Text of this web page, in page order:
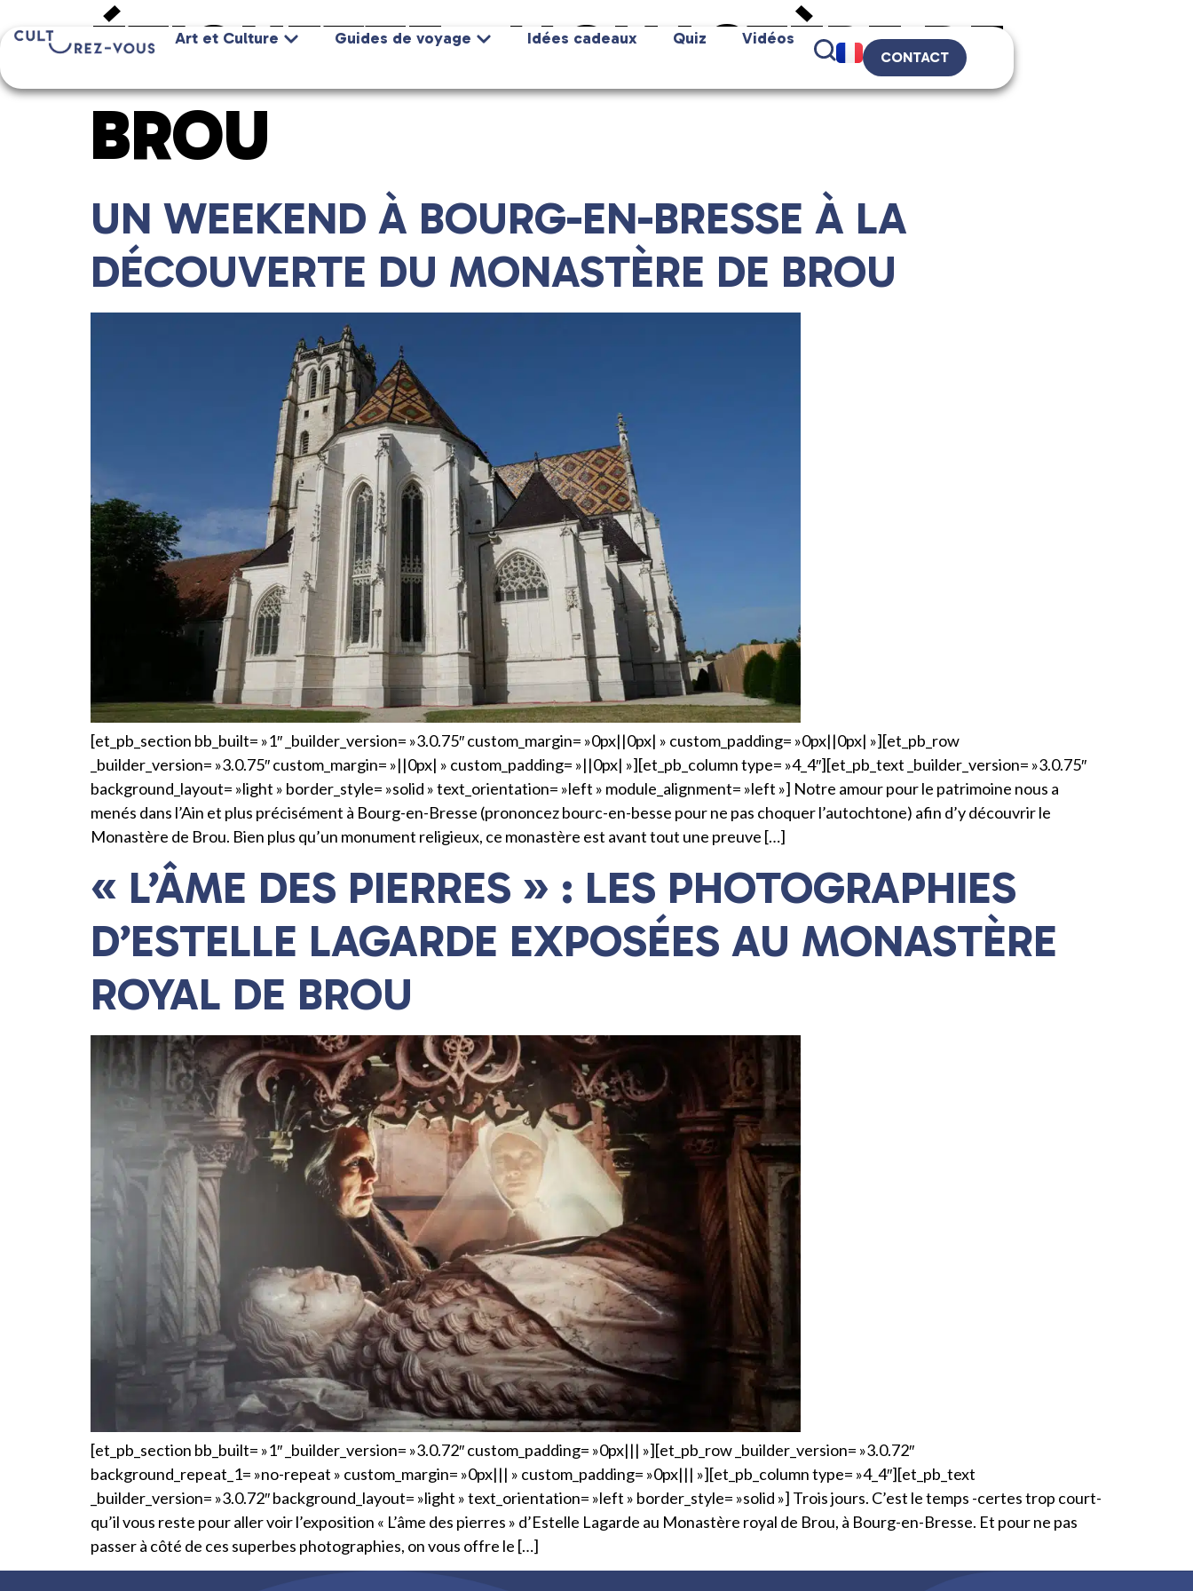
Art et Culture Guides de voyage Idées cadeaux Quiz Vidéos
CONTACT
ÉTIQUETTE : MONASTÈRE DE
BROU
UN WEEKEND À BOURG-EN-BRESSE À LA
DÉCOUVERTE DU MONASTÈRE DE BROU
[et_pb_section bb_built= »1″ _builder_version= »3.0.75″ custom_margin= »0px||0px| » custom_padding= »0px||0px| »][et_pb_row
_builder_version= »3.0.75″ custom_margin= »||0px| » custom_padding= »||0px| »][et_pb_column type= »4_4″][et_pb_text _builder_version= »3.0.75″
background_layout= »light » border_style= »solid » text_orientation= »left » module_alignment= »left »] Notre amour pour le patrimoine nous a
menés dans l’Ain et plus précisément à Bourg-en-Bresse (prononcez bourc-en-besse pour ne pas choquer l’autochtone) afin d’y découvrir le
Monastère de Brou. Bien plus qu’un monument religieux, ce monastère est avant tout une preuve […]
« L’ÂME DES PIERRES » : LES PHOTOGRAPHIES
D’ESTELLE LAGARDE EXPOSÉES AU MONASTÈRE
ROYAL DE BROU
[et_pb_section bb_built= »1″ _builder_version= »3.0.72″ custom_padding= »0px||| »][et_pb_row _builder_version= »3.0.72″
background_repeat_1= »no-repeat » custom_margin= »0px||| » custom_padding= »0px||| »][et_pb_column type= »4_4″][et_pb_text
_builder_version= »3.0.72″ background_layout= »light » text_orientation= »left » border_style= »solid »] Trois jours. C’est le temps -certes trop court-
qu’il vous reste pour aller voir l’exposition « L’âme des pierres » d’Estelle Lagarde au Monastère royal de Brou, à Bourg-en-Bresse. Et pour ne pas
passer à côté de ces superbes photographies, on vous offre le […]